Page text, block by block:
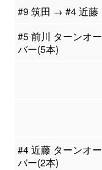
#9 筑田 → #4 近藤
#5 前川 ターンオー
バー(5本)
#4 近藤 ターンオー
バー(2本)